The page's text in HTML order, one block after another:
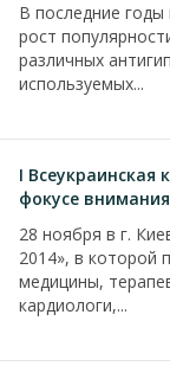
В последние
рост
различных
используемых...
I Всеукраинская
фокусе
28 ноября в г.
2014», в которой
медицины,
кардиологи,...